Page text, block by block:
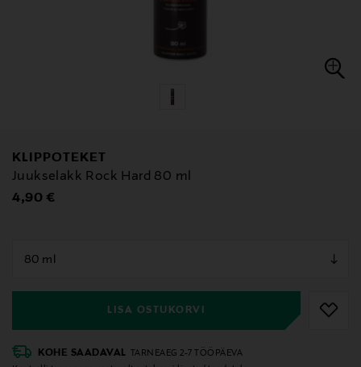
KLIPPOTEKET
Juukselakk Rock Hard 80 ml
Original Price
4,90 €
LISA OSTUKORVI
KOHE SAADAVAL TARNEAEG 2-7 TÖÖPÄEVA